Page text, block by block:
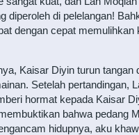
diperoleh di pelelangan!
dengan cepat memulihkan
Kaisar Diyin turun tangan
Setelah pertandingan,
hormat kepada Kaisar
bahwa pedang
hidupnya, aku